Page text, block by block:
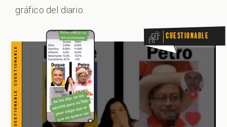
gráfico del diario.
Cuestionable